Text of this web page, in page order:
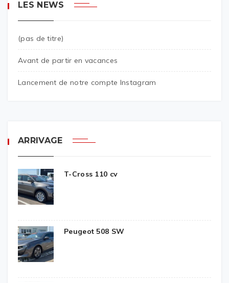
LES NEWS
(pas de titre)
Avant de partir en vacances
Lancement de notre compte Instagram
ARRIVAGE
T-Cross 110 cv
Peugeot 508 SW